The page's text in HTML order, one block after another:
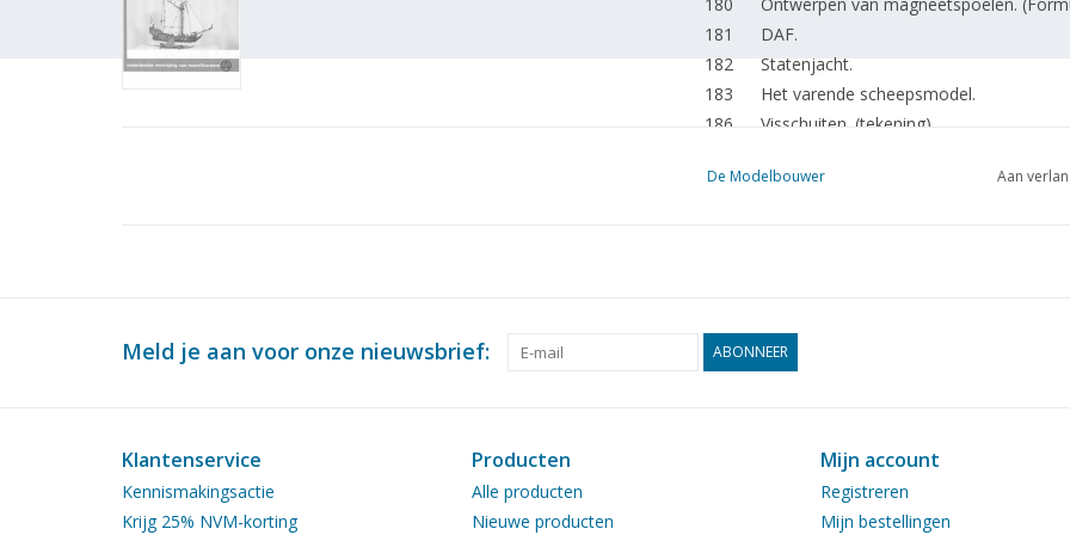
181
DAF.
182
Statenjacht.
183
Het varende scheepsmodel.
186
Visschuiten. (tekening)
192
De Piper Cub Super Cruiser PA-12
202
Stoeien met de Unimat. (tekening)
De Modelbouwer Aan
Meld je aan voor onze nieuwsbrief: ABONNEER
Klantenservice
Kennismakingsactie
Krijg 25% NVM-korting
Producten
Alle producten
Nieuwe producten
Mijn account
Registreren
Mijn bestellingen